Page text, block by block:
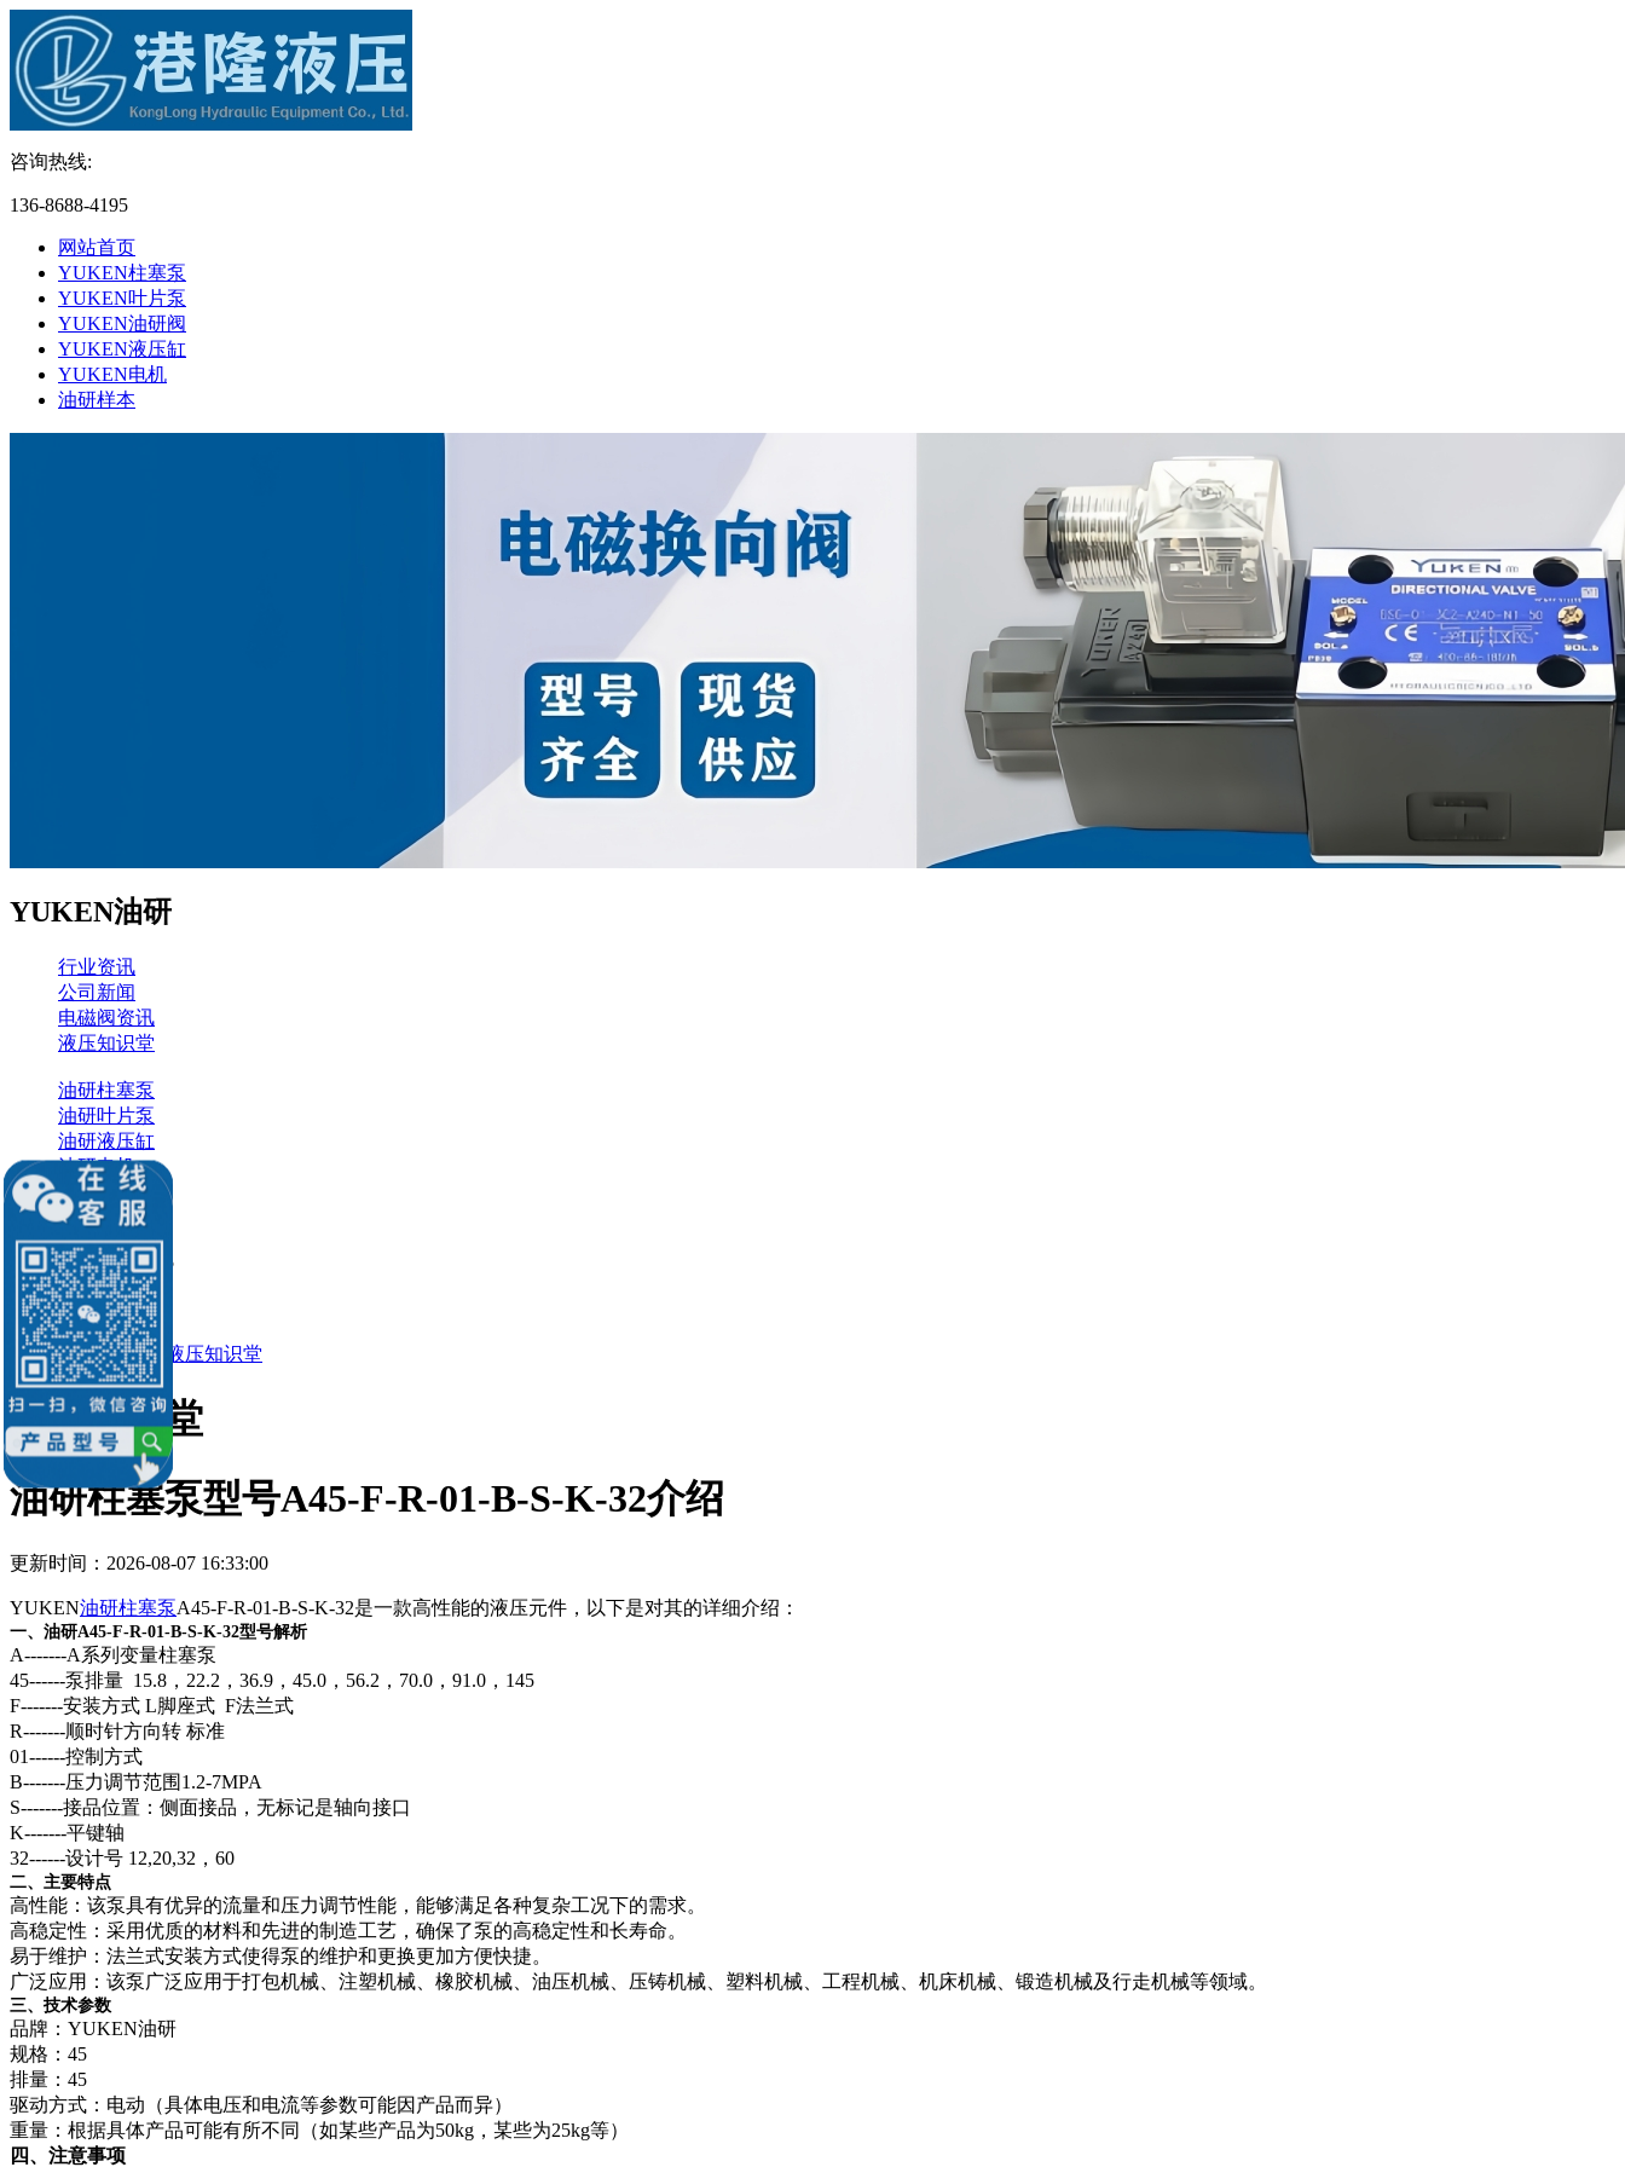
咨询热线:
136-8688-4195
网站首页
YUKEN柱塞泵
YUKEN叶片泵
YUKEN油研阀
YUKEN液压缸
YUKEN电机
油研样本
YUKEN油研
行业资讯
公司新闻
电磁阀资讯
液压知识堂
油研柱塞泵
油研叶片泵
油研液压缸
油研电机
油研电磁阀
销售：李经理
微信：13686884195
Q Q：539184136
539184136@qq.com
当前位置：主页> 液压知识堂
液压知识堂
油研柱塞泵型号A45-F-R-01-B-S-K-32介绍
更新时间：2026-08-07 16:33:00
YUKEN油研柱塞泵A45-F-R-01-B-S-K-32是一款高性能的液压元件，以下是对其的详细介绍：
一、油研A45-F-R-01-B-S-K-32型号解析
A-------A系列变量柱塞泵
45------泵排量 15.8，22.2，36.9，45.0，56.2，70.0，91.0，145
F-------安装方式 L脚座式 F法兰式
R-------顺时针方向转 标准
01------控制方式
B-------压力调节范围1.2-7MPA
S-------接品位置：侧面接品，无标记是轴向接口
K-------平键轴
32------设计号 12,20,32，60
二、主要特点
高性能：该泵具有优异的流量和压力调节性能，能够满足各种复杂工况下的需求。
高稳定性：采用优质的材料和先进的制造工艺，确保了泵的高稳定性和长寿命。
易于维护：法兰式安装方式使得泵的维护和更换更加方便快捷。
广泛应用：该泵广泛应用于打包机械、注塑机械、橡胶机械、油压机械、压铸机械、塑料机械、工程机械、机床机械、锻造机械及行走机械等领域。
三、技术参数
品牌：YUKEN油研
规格：45
排量：45
驱动方式：电动（具体电压和电流等参数可能因产品而异）
重量：根据具体产品可能有所不同（如某些产品为50kg，某些为25kg等）
四、注意事项